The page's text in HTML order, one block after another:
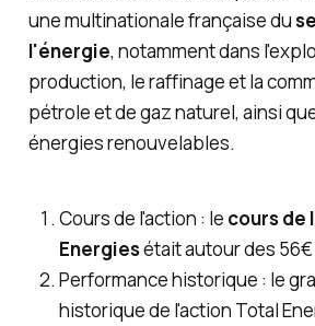
une multinationale française du
l'énergie, notamment dans
production, le raffinage et la
pétrole et de gaz naturel, ainsi
énergies renouvelables.
Cours de l'action : le cours de
Energiesétait autour des
Performance historique : le
historique de l'action Total